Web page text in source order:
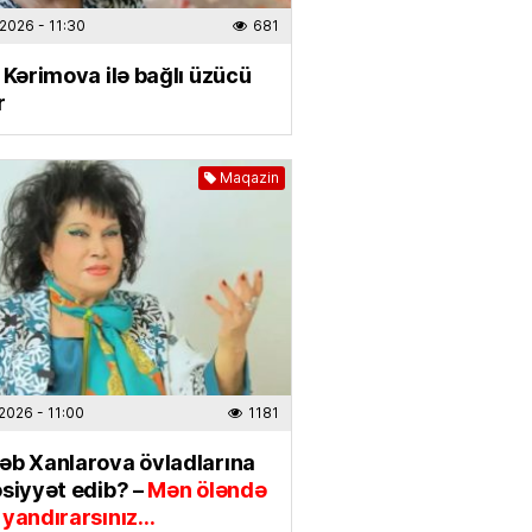
Holding” jurnalistlərin peşə
qeyd etdi –
- 17:07 433
etdi
- 12:05
– Bu günün havası
- 08:25 258
birləşir:
Rəsmən təsdiq
- 07:16 811
- 11:30 681
ilə bağlı üzücü
Maqazin
- 11:00 1181
Xanlarova övladlarına
edib? –Mən öləndə